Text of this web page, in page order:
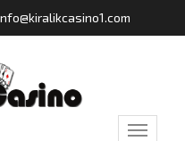
Toggle